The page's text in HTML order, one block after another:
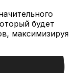
будет
максимизируя